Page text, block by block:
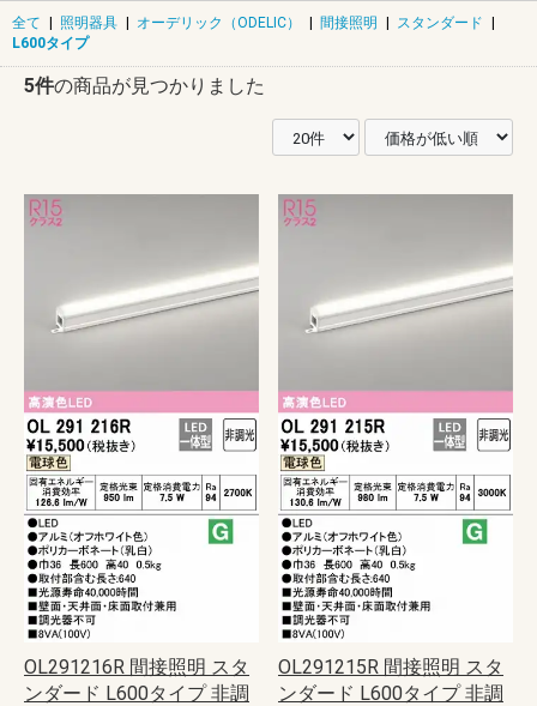
全て | 照明器具 | オーデリック（ODELIC） | 間接照明 | スタンダード |
L600タイプ
5件の商品が見つかりました
OL291216R 間接照明 スタ
ンダード L600タイプ 非調
OL291215R 間接照明 スタ
ンダード L600タイプ 非調